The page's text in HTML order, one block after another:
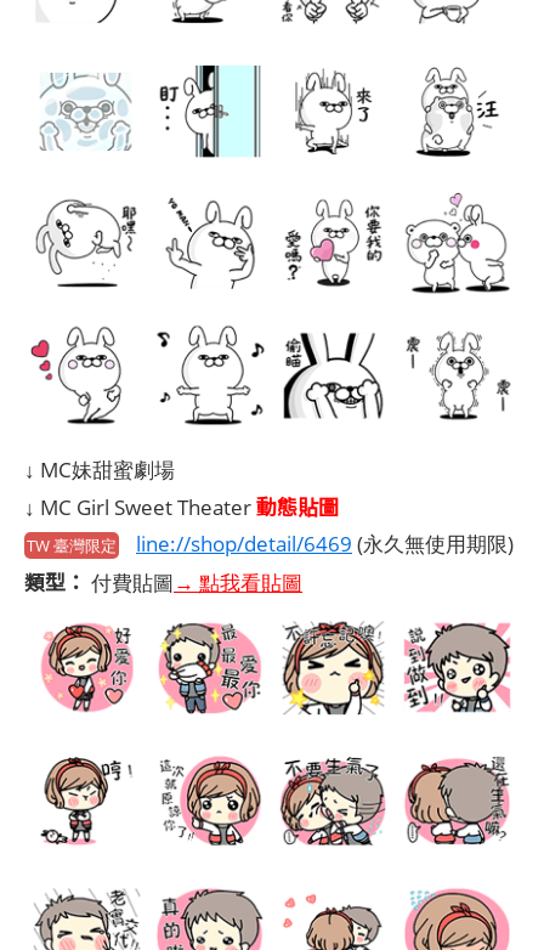
↓ MC妹甜蜜劇場
↓ MC Girl Sweet Theater動態貼圖
TW 臺灣限定 line://shop/detail/6469 (永久無使用期限)
類型： 付費貼圖→ 點我看貼圖